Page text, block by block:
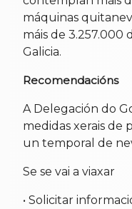
máquinas
máis de 3.257.000
Galicia.
Recomendacións
A Delegación do
medidas xerais de
un temporal de
Se se vai a viaxar
• Solicitar